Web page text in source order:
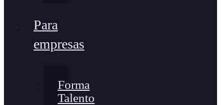
Para
empresas
Forma
Talento